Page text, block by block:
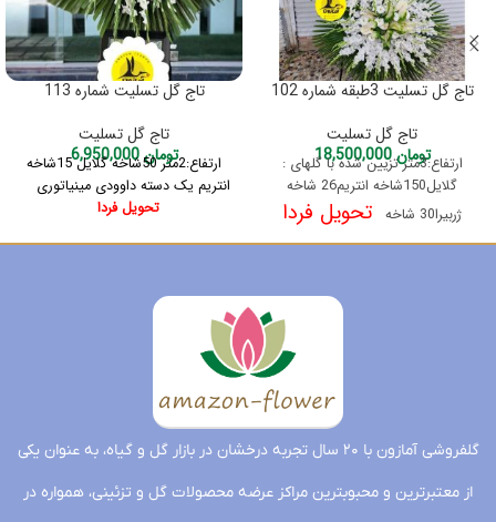
تاج گل تسلیت 3طبقه شماره 102
تاج گل تسلیت
تومان18,500,000
ارتفاع:3متر تزیین شده با گلهای :
گلایل150شاخه انتریم26 شاخه
ژربیرا30 شاخه
تحویل فردا
تاج گل تسلیت شماره 113
تاج گل تسلیت
تومان6,950,000 ارتفاع:2متر 50شاخه گلایل
15شاخه
انتریم یک دسته داوودی مینیاتوری
تحویل فردا
گلفروشی آمازون با ۲۰ سال تجربه درخشان در بازار گل و گیاه، به عنوان یکی
از معتبرترین و محبوبترین مراکز عرضه محصولات گل و تزئینی، همواره در